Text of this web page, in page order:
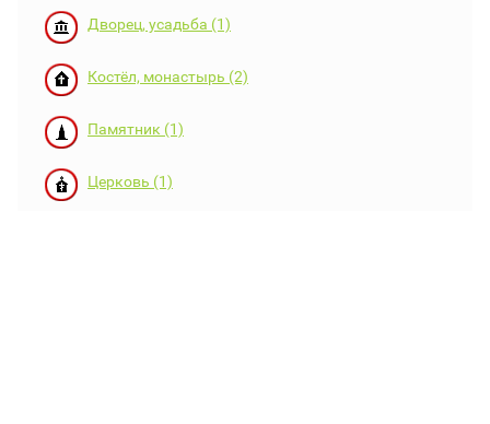
Дворец, усадьба (1)
Костёл, монастырь (2)
Памятник (1)
Церковь (1)